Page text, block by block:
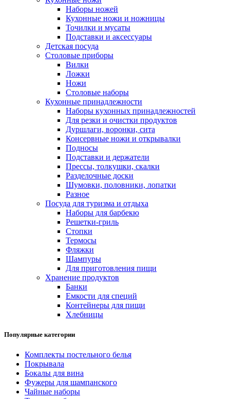
Наборы ножей
Кухонные ножи и ножницы
Точилки и мусаты
Подставки и аксессуары
Детская посуда
Столовые приборы
Вилки
Ложки
Ножи
Столовые наборы
Кухонные принадлежности
Наборы кухонных принадлежностей
Для резки и очистки продуктов
Дуршлаги, воронки, сита
Консервные ножи и открывалки
Подносы
Подставки и держатели
Прессы, толкушки, скалки
Разделочные доски
Шумовки, половники, лопатки
Разное
Посуда для туризма и отдыха
Наборы для барбекю
Решетки-гриль
Стопки
Термосы
Фляжки
Шампуры
Для приготовления пищи
Хранение продуктов
Банки
Емкости для специй
Контейнеры для пищи
Хлебницы
Популярные категории
Комплекты постельного белья
Покрывала
Бокалы для вина
Фужеры для шампанского
Чайные наборы